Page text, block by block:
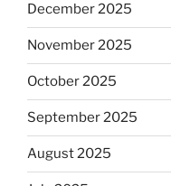
December 2025
November 2025
October 2025
September 2025
August 2025